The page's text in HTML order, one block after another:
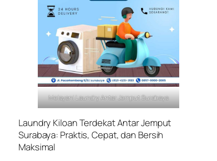
Melayani Laundry Antar Jemput Surabaya
Laundry Kiloan Terdekat Antar Jemput
Surabaya: Praktis, Cepat, dan Bersih
Maksimal